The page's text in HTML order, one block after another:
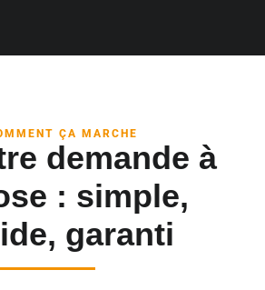
ÇA MARCHE
demande à
: simple,
garanti